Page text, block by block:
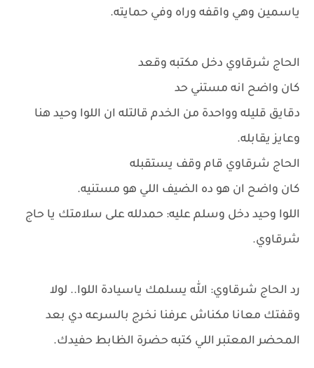
ياسمين وهي واقفه وراه وفي حمايته.
الحاج شرقاوي دخل مكتبه وقعد
كان واضح انه مستني حد
دقايق قليله وواحدة من الخدم قالتله ان اللوا وحيد هنا
وعايز يقابله.
الحاج شرقاوي قام وقف يستقبله
كان واضح ان هو ده الضيف اللي هو مستنيه.
اللوا وحيد دخل وسلم عليه: حمدلله على سلامتك يا حاج
شرقاوي.
رد الحاج شرقاوي: الله يسلمك ياسيادة اللوا.. لولا
وقفتك معانا مكناش عرفنا نخرج بالسرعه دي بعد
المحضر المعتبر اللي كتبه حضرة الظابط حفيدك.